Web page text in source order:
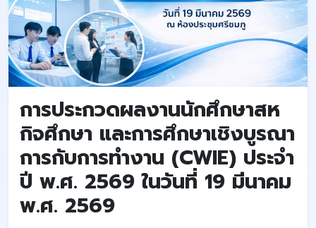
การประกวดผลงานนักศึกษาสห
กิจศึกษา และการศึกษาเชิงบูรณา
การกับการทำงาน (CWIE) ประจำ
ปี พ.ศ. 2569 ในวันที่ 19 มีนาคม
พ.ศ. 2569